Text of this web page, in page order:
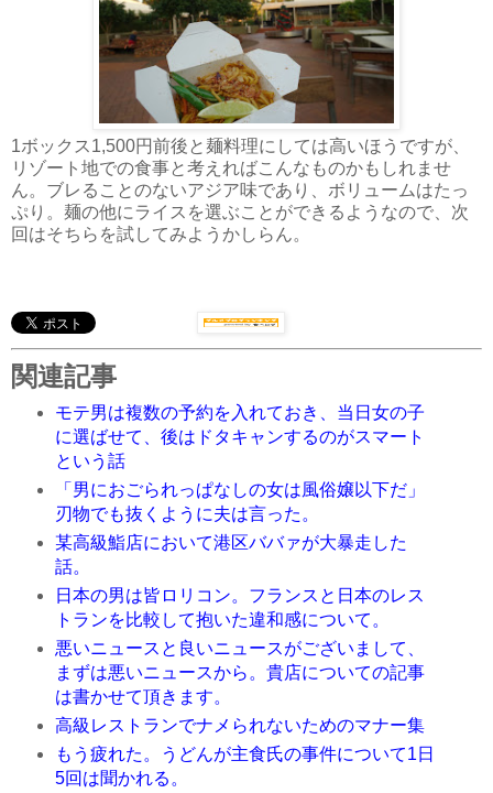
1ボックス1,500円前後と麺料理にしては高いほうですが、
リゾート地での食事と考えればこんなものかもしれませ
ん。ブレることのないアジア味であり、ボリュームはたっ
ぷり。麺の他にライスを選ぶことができるようなので、次
回はそちらを試してみようかしらん。
関連記事
モテ男は複数の予約を入れておき、当日女の子
に選ばせて、後はドタキャンするのがスマート
という話
「男におごられっぱなしの女は風俗嬢以下だ」
刃物でも抜くように夫は言った。
某高級鮨店において港区ババァが大暴走した
話。
日本の男は皆ロリコン。フランスと日本のレス
トランを比較して抱いた違和感について。
悪いニュースと良いニュースがございまして、
まずは悪いニュースから。貴店についての記事
は書かせて頂きます。
高級レストランでナメられないためのマナー集
もう疲れた。うどんが主食氏の事件について1日
5回は聞かれる。